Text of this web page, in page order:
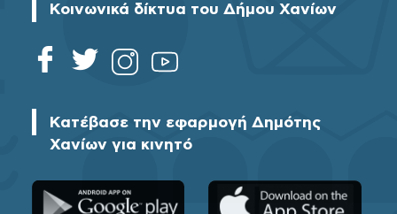
Κοινωνικά δίκτυα του Δήμου Χανίων
Κατέβασε την εφαρμογή Δημότης
Χανίων για κινητό